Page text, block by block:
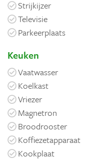
Strijkijzer
Televisie
Parkeerplaats
Keuken
Vaatwasser
Koelkast
Vriezer
Magnetron
Broodrooster
Koffiezetapparaat
Kookplaat